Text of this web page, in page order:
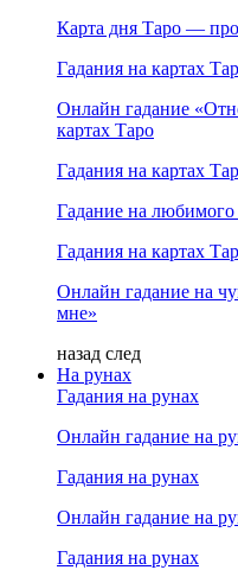
Карта дня Таро —
Гадания на картах
Онлайн гадание
картах Таро
Гадания на картах
Гадание на
Гадания на картах
Онлайн гадание на
мне»
назад след
На рунах
Гадания на рунах
Онлайн гадание на
Гадания на рунах
Онлайн гадание на
Гадания на рунах